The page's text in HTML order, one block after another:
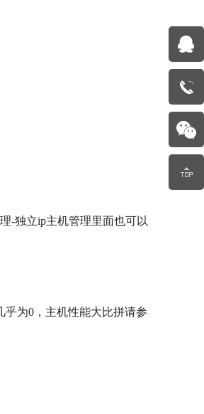
-独立ip主机管理里面也可以
为0，主机性能大比拼请参